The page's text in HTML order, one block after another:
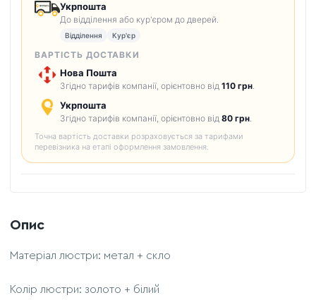
Укрпошта
До відділення або кур'єром до дверей.
Відділення Кур'єр
ВАРТІСТЬ ДОСТАВКИ
Нова Пошта
Згідно тарифів компанії, орієнтовно від 110 грн.
Укрпошта
Згідно тарифів компанії, орієнтовно від 80 грн.
Точна вартість доставки розраховується за тарифами
перевізника на етапі оформлення замовлення.
Опис
Матеріал люстри: метал + скло
Колір люстри: золото + білий